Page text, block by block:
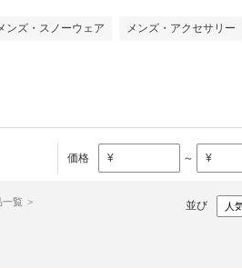
ンズ・スノーウェア メンズ・アクセサリー
価格 ¥ ～ ¥
一覧
並び